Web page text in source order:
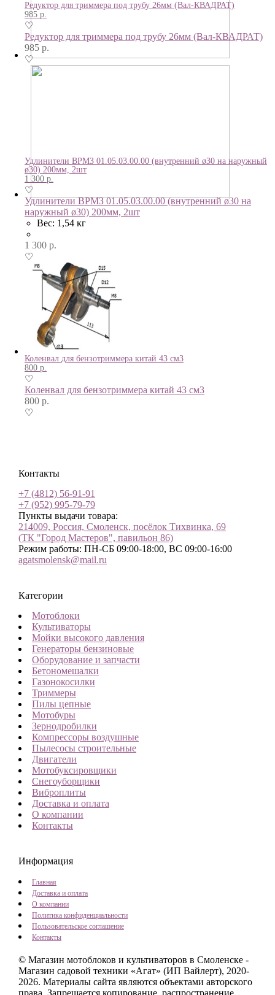
Редуктор для триммера под трубу 26мм (Вал-КВАДРАТ)
985 р.
♡
Редуктор для триммера под трубу 26мм (Вал-КВАДРАТ)
985 р.
♡
Удлинители ВРМЗ 01.05.03.00.00 (внутренний ø30 на наружный
ø30) 200мм, 2шт
1 300 р.
♡
Удлинители ВРМЗ 01.05.03.00.00 (внутренний ø30 на
наружный ø30) 200мм, 2шт
Вес: 1,54 кг
1 300 р.
♡
Коленвал для бензотриммера китай 43 см3
800 р.
♡
Коленвал для бензотриммера китай 43 см3
800 р.
♡
Контакты
+7 (4812) 56-91-91
+7 (952) 995-79-79
Пункты выдачи товара:
214009, Россия, Смоленск, посёлок Тихвинка, 69
(ТК "Город Мастеров", павильон 86)
Режим работы: ПН-СБ 09:00-18:00, ВС 09:00-16:00
agatsmolensk@mail.ru
Категории
Мотоблоки
Культиваторы
Мойки высокого давления
Генераторы бензиновые
Оборудование и запчасти
Бетономешалки
Газонокосилки
Триммеры
Пилы цепные
Мотобуры
Зернодробилки
Компрессоры воздушные
Пылесосы строительные
Двигатели
Мотобуксировщики
Снегоуборщики
Виброплиты
Доставка и оплата
О компании
Контакты
Информация
Главная
Доставка и оплата
О компании
Политика конфиденциальности
Пользовательское соглашение
Контакты
© Магазин мотоблоков и культиваторов в Смоленске -
Магазин садовой техники «Агат» (ИП Вайлерт), 2020-
2026. Материалы сайта являются объектами авторского
права. Запрещается копирование, распространение,